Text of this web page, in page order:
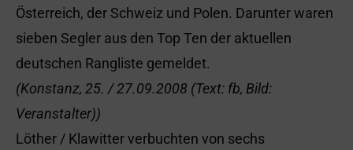
Österreich, der Schweiz und Polen. Darunter waren
sieben Segler aus den Top Ten der aktuellen
deutschen Rangliste gemeldet.
(Konstanz, 25. / 27.09.2008 (Text: fb, Bild:
Veranstalter))
Löther / Klawitter verbuchten von sechs